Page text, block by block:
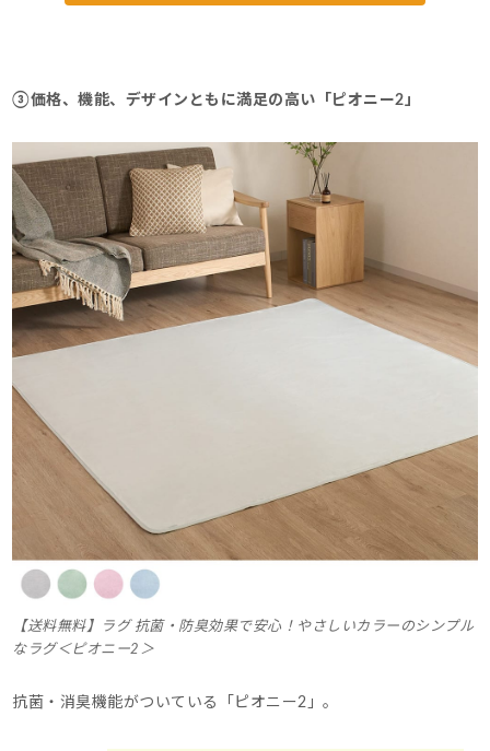
③価格、機能、デザインともに満足の高い「ピオニー2」
【送料無料】ラグ 抗菌・防臭効果で安心！やさしいカラーのシンプル
なラグ＜ピオニー2＞
抗菌・消臭機能がついている「ピオニー2」。